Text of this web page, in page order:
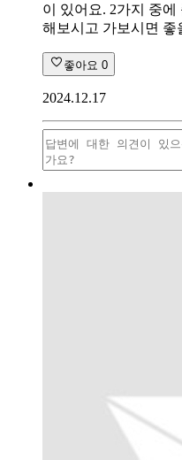
이 있어요. 2가지 중
해보시고 가보시면 좋
좋아요 0
2024.12.17